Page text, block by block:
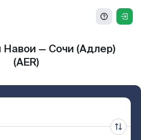
— Сочи (Адлер)
(AER)